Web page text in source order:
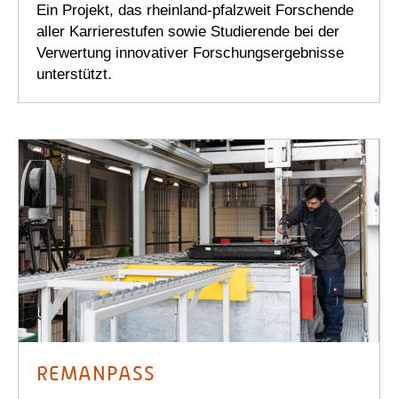
Ein Projekt, das rheinland-pfalzweit Forschende
aller Karrierestufen sowie Studierende bei der
Verwertung innovativer Forschungsergebnisse
unterstützt.
REMANPASS